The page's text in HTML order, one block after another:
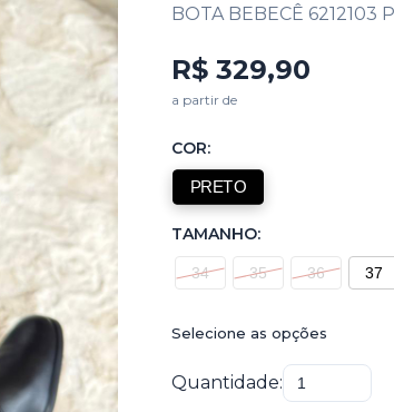
BOTA BEBECÊ 6212103
R$ 329,90
a partir de
COR:
PRETO
TAMANHO:
34 35 36 37
Selecione as opções
Quantidade: